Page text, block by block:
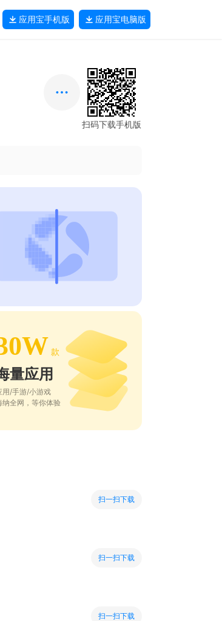
应用宝手机版 应用宝电脑版
扫码下载手机版
款
量应用
用/手游/小游戏
纳全网，等你体验
扫一扫下载
扫一扫下载
扫一扫下载